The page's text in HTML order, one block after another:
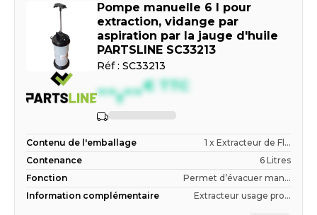
Pompe manuelle 6 l pour
extraction, vidange par
aspiration par la jauge d'huile
PARTSLINE SC33213
Réf : SC33213
--,--€ TTC
Contenu de l'emballage
1 x Extracteur de Fl...
Contenance
6 Litres
Fonction
Permet d’évacuer man...
Information complémentaire
Extracteur usage pro...